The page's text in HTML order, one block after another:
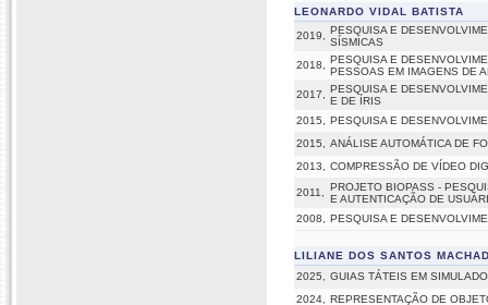
LEONARDO VIDAL BATISTA
2019,
PESQUISA E
SÍSMICAS
2018,
PESQUISA E
PESSOAS EM IMAGENS DE
2017,
PESQUISA E
E DE ÍRIS
2015,
PESQUISA E
2015,
ANÁLISE AUTOMÁTICA DE
2013,
COMPRESSÃO DE VÍDEO
2011,
PROJETO BIOPASS -
E AUTENTICAÇÃO DE
2008,
PESQUISA E
LILIANE DOS SANTOS
2025,
GUIAS TÁTEIS EM
2024,
REPRESENTAÇÃO DE